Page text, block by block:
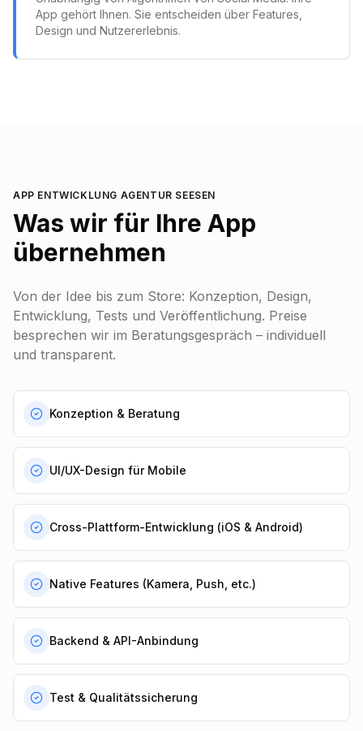
App gehört Ihnen. Sie entscheiden über Features,
Design und Nutzererlebnis.
APP ENTWICKLUNG AGENTUR SEESEN
Was wir für Ihre App
übernehmen
Von der Idee bis zum Store: Konzeption, Design,
Entwicklung, Tests und Veröffentlichung. Preise
besprechen wir im Beratungsgespräch – individuell
und transparent.
Konzeption & Beratung
UI/UX-Design für Mobile
Cross-Plattform-Entwicklung (iOS & Android)
Native Features (Kamera, Push, etc.)
Backend & API-Anbindung
Test & Qualitätssicherung